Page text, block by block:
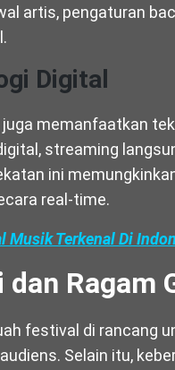
artis, pengaturan
Digital
memanfaatkan
streaming
ini
real-time.
Musik Terkenal Di
Ragam
festival di rancang
Selain itu,